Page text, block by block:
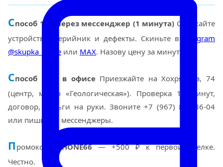
Способ 1 — через мессенджер (1 минута) Сфоткайте
устройство, серийник и дефекты. Скиньте в
Telegram
@skupka_apple или MAX. Назову цену за минуту.
Способ 2 — в офисеПриезжайте на Хохрякова, 74
(центр, метро «Геологическая»). Проверка 10 минут,
договор, деньги на руки. Звоните +7 (967) 855-86-04
или пишите в мессенджеры.
П ромокод IPHONE66— +500 ₽ к первой сделке.
Честно.